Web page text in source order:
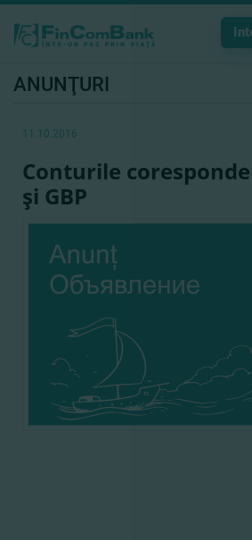
ANUNŢURI
11.10.2016
Conturile
şi GBP